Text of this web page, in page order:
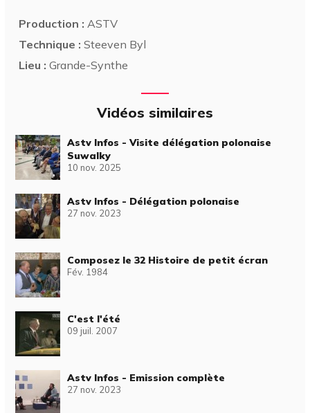
Production : ASTV
Technique : Steeven Byl
Lieu : Grande-Synthe
Vidéos similaires
Astv Infos - Visite délégation polonaise
Suwalky
10 nov. 2025
Astv Infos - Délégation polonaise
27 nov. 2023
Composez le 32 Histoire de petit écran
Fév. 1984
C'est l'été
09 juil. 2007
Astv Infos - Emission complète
27 nov. 2023